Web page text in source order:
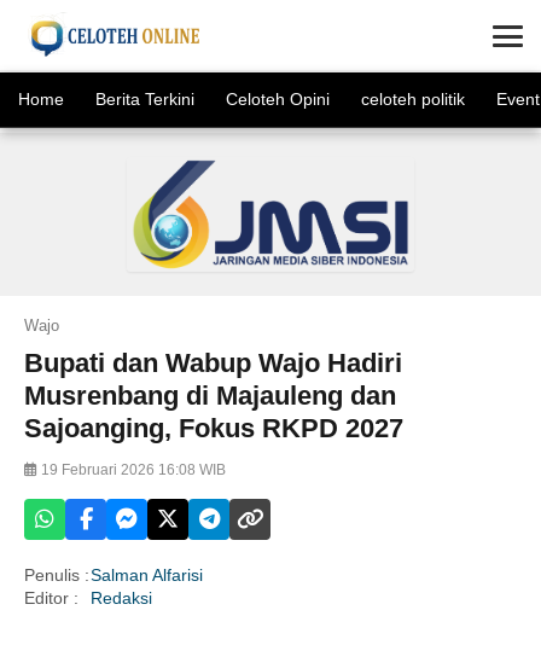
Home Berita Terkini Celoteh Opini celoteh politik Event
Wajo
Bupati dan Wabup Wajo Hadiri
Musrenbang di Majauleng dan
Sajoanging, Fokus RKPD 2027
19 Februari 2026 16:08 WIB
Penulis :Salman Alfarisi
Editor :
Redaksi